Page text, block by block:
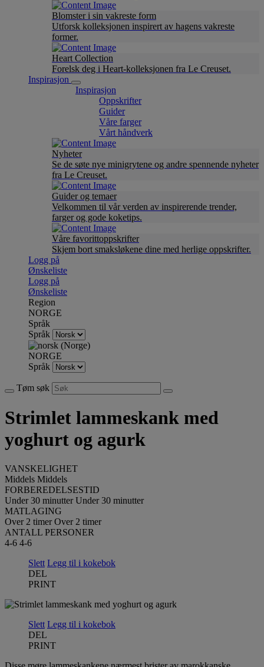
Blomster i sin vakreste form
Utforsk kolleksjonen inspirert av hagens vakreste
former.
Heart Collection
Forelsk deg i Heart-kolleksjonen fra Le Creuset.
Inspirasjon
Inspirasjon
Oppskrifter
Guider
Våre farger
Vårt håndverk
Nyheter
Se de søte nye minigrytene og andre spennende nyheter
fra Le Creuset.
Guider og temaer
Velkommen til vår verden av inspirerende trender,
farger og gode koketips.
Våre favorittoppskrifter
Skjem bort smaksløkene dine med herlige oppskrifter.
Logg på
Ønskeliste
Logg på
Ønskeliste
Region
NORGE
Språk
Språk
NORGE
Språk
Tøm søk
Strimlet lammeskank med
yoghurt og agurk
VANSKELIGHET
Middels Middels
FORBEREDELSESTID
Under 30 minutter Under 30 minutter
MATLAGING
Over 2 timer Over 2 timer
ANTALL PERSONER
4-6 4-6
Slett Legg til i kokebok
DEL
PRINT
Slett Legg til i kokebok
DEL
PRINT